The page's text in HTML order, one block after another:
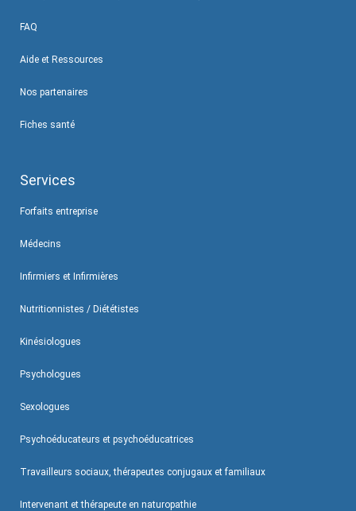
FAQ
Aide et Ressources
Nos partenaires
Fiches santé
Services
Forfaits entreprise
Médecins
Infirmiers et Infirmières
Nutritionnistes / Diététistes
Kinésiologues
Psychologues
Sexologues
Psychoéducateurs et psychoéducatrices
Travailleurs sociaux, thérapeutes conjugaux et familiaux
Intervenant et thérapeute en naturopathie